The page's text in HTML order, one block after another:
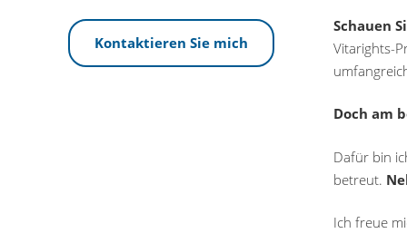
Kontaktieren Sie mich
Schauen
Vitarights-
Doch am
Dafür bin
betreut.
Ich freue